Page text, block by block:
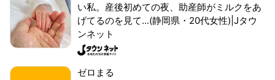
い私。産後初めての夜、助産師がミルクをあ
げてるのを見て...(静岡県・20代女性)|Jタウ
ンネット
ゼロまる